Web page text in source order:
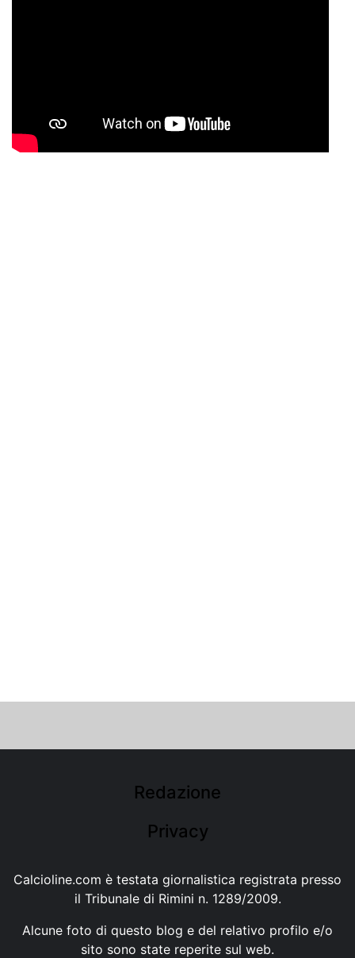
Redazione
Privacy
Calcioline.com è testata giornalistica registrata presso
il Tribunale di Rimini n. 1289/2009.
Alcune foto di questo blog e del relativo profilo e/o
sito sono state reperite sul web.